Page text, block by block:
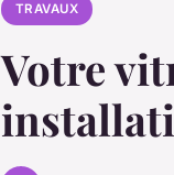
TRAVAUX
Votre